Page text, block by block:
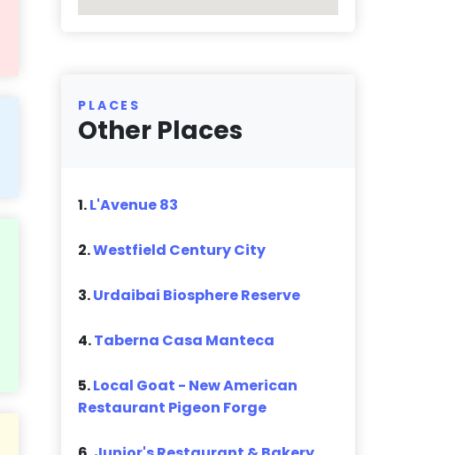
PLACES
Other Places
1.L'Avenue 83
2.Westfield Century City
3.Urdaibai Biosphere Reserve
4.Taberna Casa Manteca
5.Local Goat - New American
Restaurant Pigeon Forge